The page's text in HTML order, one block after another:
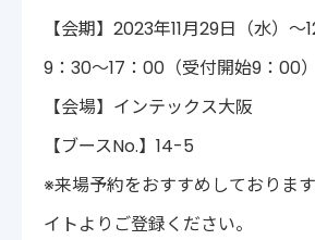
【会期】2023年11月29日（水）～
9：30～17：00（受付開始9：00）
【会場】インテックス大阪
【ブースNo.】14-5
※来場予約をおすすめしておりま
イトよりご登録ください。